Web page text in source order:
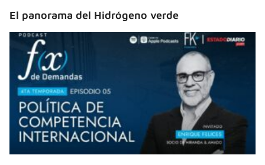
El panorama del Hidrógeno verde